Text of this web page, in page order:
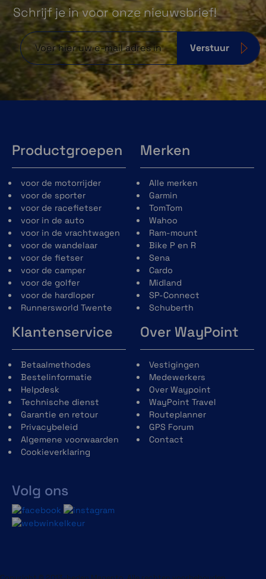
Geocachen
Download geocaches van de Geocache
website en laadt deze in je toestel. Je leest
de omschrijving, tips en laatste activiteit op
jeGamin GPSMAP 65s. LET OP het toestel
beschikt NIET over Live Geocaching.
Schrijf je in voor onze nieuwsbrief!
Verstuur
Productgroepen
voor de motorrijder
voor de sporter
voor de racefietser
voor in de auto
voor in de vrachtwagen
voor de wandelaar
voor de fietser
voor de camper
voor de golfer
voor de hardloper
Runnersworld Twente
Merken
Alle merken
Garmin
TomTom
Wahoo
Ram-mount
Bike P en R
Sena
Cardo
Midland
SP-Connect
Schuberth
Klantenservice
Betaalmethodes
Bestelinformatie
Helpdesk
Technische dienst
Garantie en retour
Privacybeleid
Algemene voorwaarden
Cookieverklaring
Volg ons
Over WayPoint
Vestigingen
Medewerkers
Over Waypoint
WayPoint Travel
Routeplanner
GPS Forum
Contact